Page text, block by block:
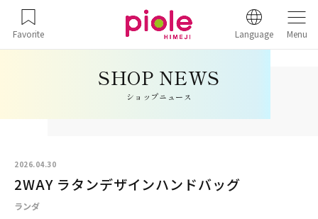
Favorite Language Menu
ショップニュース
2026.04.30
2WAY ラタンデザインハンドバッグ
ランダ